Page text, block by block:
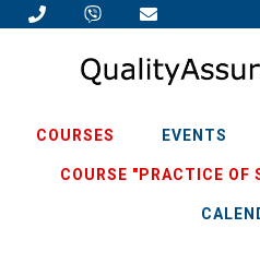
COURSES EVENTS
COURSE "PRACTICE OF